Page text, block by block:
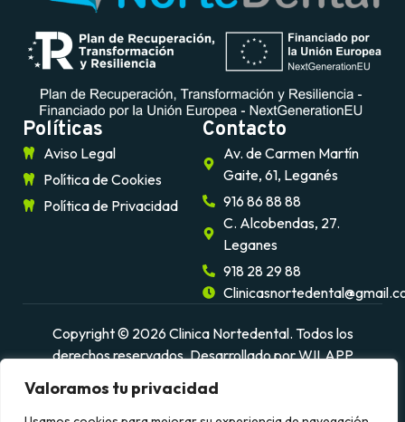
Valoramos tu privacidad
Políticas
Aviso Legal
Política de Cookies
Política de Privacidad
Contacto
Av. de Carmen Martín
Gaite, 61, Leganés
916 86 88 88
C. Alcobendas, 27.
Leganes
918 28 29 88
Copyright © 2026 Clinica Nortedental. Todos los
derechos reservados.Desarrollado por WILAPP